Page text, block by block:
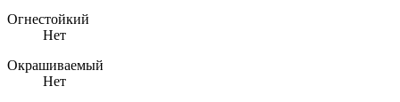
Огнестойкий
Нет
Окрашиваемый
Нет